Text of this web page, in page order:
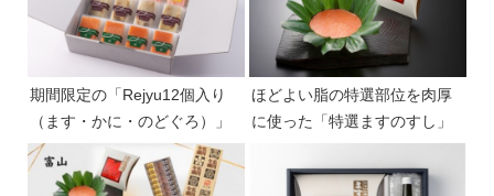
期間限定の「Rejyu12個入り
（ます・かに・のどぐろ）」
ほどよい脂の特選部位を肉厚
に使った「特選ますのすし」